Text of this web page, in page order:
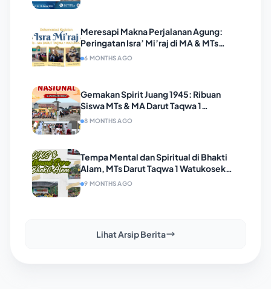
Meresapi Makna Perjalanan Agung:
Peringatan Isra’ Mi’raj di MA & MTs
Darut Taqwa 1 Watukosek Berlangsung
6 MONTHS AGO
Gemakan Spirit Juang 1945: Ribuan
Siswa MTs & MA Darut Taqwa 1
Watukosek Gelar Pawai Pahlawan
8 MONTHS AGO
Tempa Mental dan Spiritual di Bhakti
Alam, MTs Darut Taqwa 1 Watukosek
Sukses Gelar LDKS untuk Cetak
9 MONTHS AGO
Lihat Arsip Berita